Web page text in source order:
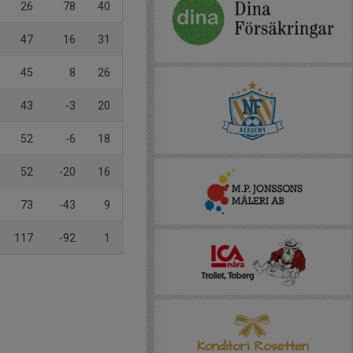
26 78 40
47 16 31
45 8 26
43 -3 20
52 -6 18
52 -20 16
73 -43 9
117 -92 1